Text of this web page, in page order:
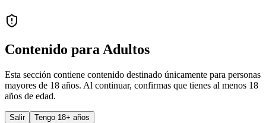
Contenido para Adultos
Esta sección contiene contenido destinado únicamente para personas
mayores de 18 años. Al continuar, confirmas que tienes al menos 18
años de edad.
Salir Tengo 18+ años